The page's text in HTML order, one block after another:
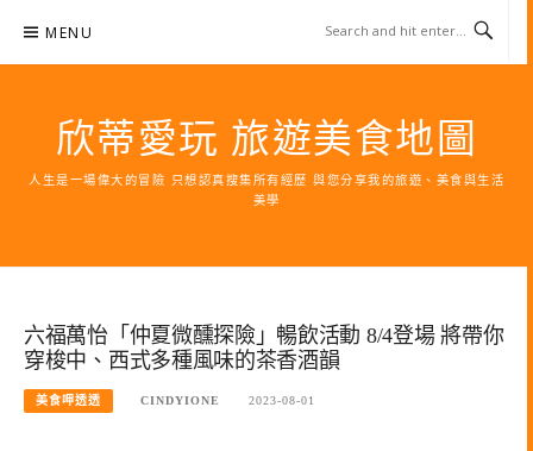
content
MENU
欣蒂愛玩 旅遊美食地圖
人生是一場偉大的冒險 只想認真搜集所有經歷 與您分享我的旅遊、美食與生活
美學
六福萬怡「仲夏微醺探險」暢飲活動 8/4登場 將帶你
穿梭中、西式多種風味的茶香酒韻
美食呷透透 CINDYIONE 2023-08-01